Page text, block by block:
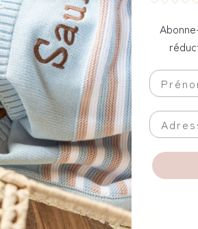
auf dein Baby füllen.
für Schwangere. Als Papi-to-be,
werden.
Vous aimerez